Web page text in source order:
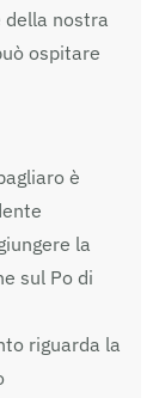
nostra
ospitare
è
la
sul Po di
riguarda la